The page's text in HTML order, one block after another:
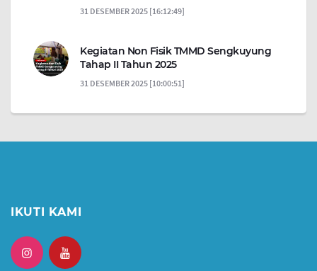
31 DESEMBER 2025 [16:12:49]
Kegiatan Non Fisik TMMD Sengkuyung
Tahap II Tahun 2025
31 DESEMBER 2025 [10:00:51]
IKUTI KAMI